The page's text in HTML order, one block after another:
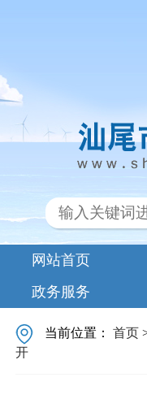
网站首页
政务服务
当前位置：首页
开